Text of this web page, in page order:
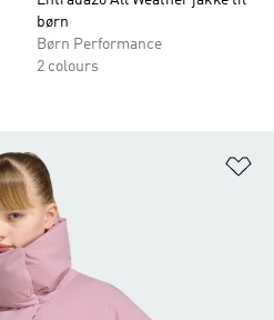
børn
Børn Performance
2 colours